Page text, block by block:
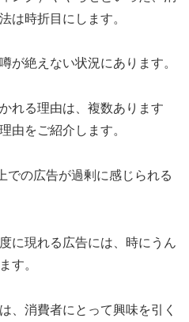
は時折目にします。
が絶えない状況にあります。
れる理由は、複数あります
由をご紹介します。
での広告が過剰に感じられる
に現れる広告には、時にうん
す。
、消費者にとって興味を引く